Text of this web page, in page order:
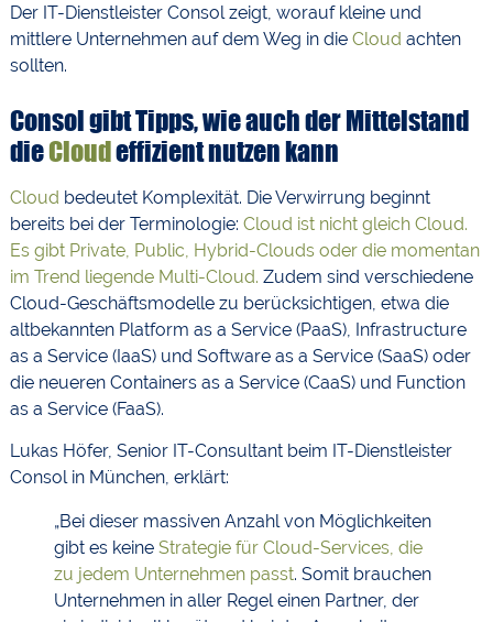
Der IT-Dienstleister Consol zeigt, worauf kleine und
mittlere Unternehmen auf dem Weg in die Cloud achten
sollten.
Consol gibt Tipps, wie auch der Mittelstand
dieCloudeffizient nutzen kann
Cloud bedeutet Komplexität. Die Verwirrung beginnt
bereits bei der Terminologie: Cloud ist nicht gleich Cloud.
Es gibt Private, Public, Hybrid-Clouds oder die momentan
im Trend liegende Multi-Cloud. Zudem sind verschiedene
Cloud-Geschäftsmodelle zu berücksichtigen, etwa die
altbekannten Platform as a Service (PaaS), Infrastructure
as a Service (IaaS) und Software as a Service (SaaS) oder
die neueren Containers as a Service (CaaS) und Function
as a Service (FaaS).
Lukas Höfer, Senior IT-Consultant beim IT-Dienstleister
Consol in München, erklärt:
„Bei dieser massiven Anzahl von Möglichkeiten
gibt es keine Strategie für Cloud-Services, die
zu jedem Unternehmen passt. Somit brauchen
Unternehmen in aller Regel einen Partner, der